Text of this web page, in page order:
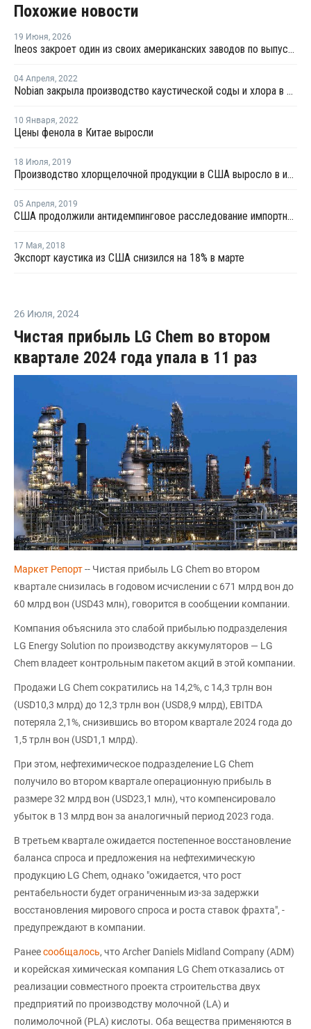
Похожие новости
19 Июня, 2026
Ineos закроет один из своих американских заводов по выпуску полистирола
04 Апреля, 2022
Nobian закрыла производство каустической соды и хлора в Нидерландах
10 Января, 2022
Цены фенола в Китае выросли
18 Июля, 2019
Производство хлорщелочной продукции в США выросло в июне
05 Апреля, 2019
США продолжили антидемпинговое расследование импортного ацетона из пяти стран
17 Мая, 2018
Экспорт каустика из США снизился на 18% в марте
26 Июля, 2024
Чистая прибыль LG Chem во втором
квартале 2024 года упала в 11 раз
Маркет Репорт-- Чистая прибыль LG Chem во втором
квартале снизилась в годовом исчислении с 671 млрд вон до
60 млрд вон (USD43 млн), говорится в сообщении компании.
Компания объяснила это слабой прибылью подразделения
LG Energy Solution по производству аккумуляторов — LG
Chem владеет контрольным пакетом акций в этой компании.
Продажи LG Chem сократились на 14,2%, с 14,3 трлн вон
(USD10,3 млрд) до 12,3 трлн вон (USD8,9 млрд), EBITDA
потеряла 2,1%, снизившись во втором квартале 2024 года до
1,5 трлн вон (USD1,1 млрд).
При этом, нефтехимическое подразделение LG Chem
получило во втором квартале операционную прибыль в
размере 32 млрд вон (USD23,1 млн), что компенсировало
убыток в 13 млрд вон за аналогичный период 2023 года.
В третьем квартале ожидается постепенное восстановление
баланса спроса и предложения на нефтехимическую
продукцию LG Chem, однако "ожидается, что рост
рентабельности будет ограниченным из-за задержки
восстановления мирового спроса и роста ставок фрахта", -
предупреждают в компании.
Ранеесообщалось, что Archer Daniels Midland Company (ADM)
и корейская химическая компания LG Chem отказались от
реализации совместного проекта строительства двух
предприятий по производству молочной (LA) и
полимолочной (PLA) кислоты. Оба вещества применяются в